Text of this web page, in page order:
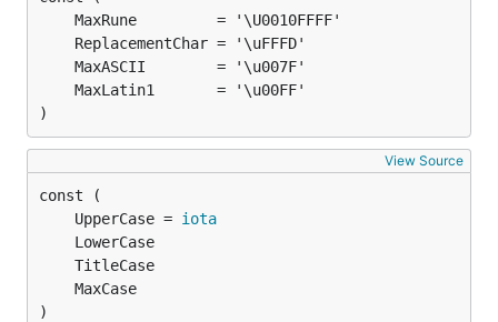
)
View Source
	UpperCase =
iota
)